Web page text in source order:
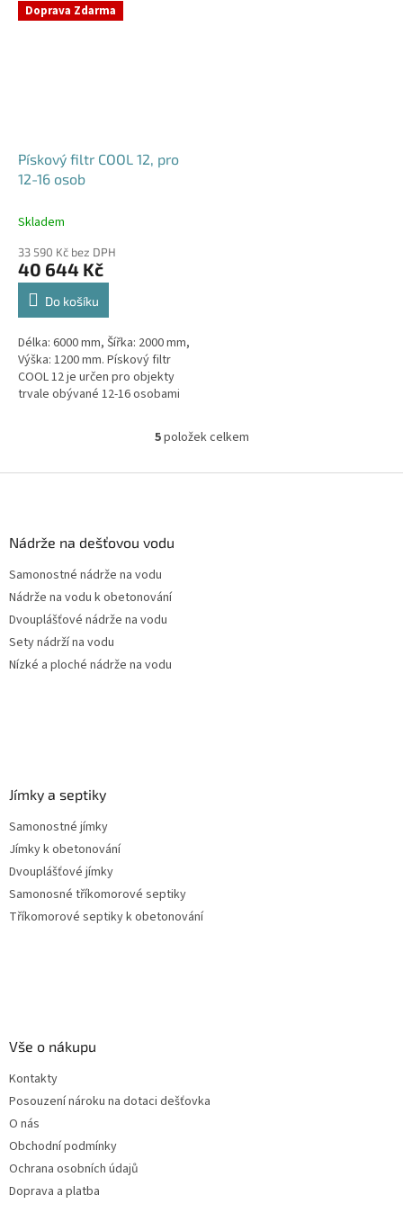
Doprava Zdarma
Pískový filtr COOL 12, pro
12-16 osob
Skladem
33 590 Kč bez DPH
40 644 Kč
Do košíku
Délka: 6000 mm, Šířka: 2000 mm,
Výška: 1200 mm. Pískový filtr
COOL 12 je určen pro objekty
trvale obývané 12-16 osobami
O
l
5položek celkem
Nádrže na dešťovou vodu
Samonostné nádrže na vodu
Nádrže na vodu k obetonování
Dvouplášťové nádrže na vodu
Sety nádrží na vodu
Nízké a ploché nádrže na vodu
Jímky a septiky
Samonostné jímky
Jímky k obetonování
Dvouplášťové jímky
Samonosné tříkomorové septiky
Tříkomorové septiky k obetonování
Vše o nákupu
Kontakty
Posouzení nároku na dotaci dešťovka
O nás
Obchodní podmínky
Ochrana osobních údajů
Doprava a platba